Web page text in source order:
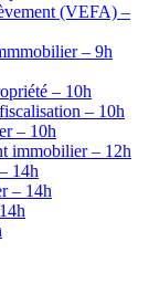
(VEFA) –
– 9h
– 10h
– 10h
– 10h
immobilier – 12h
14h
– 14h